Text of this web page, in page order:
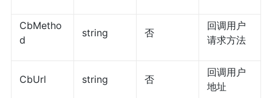
CbMetho
d
string 否
回调用户
请求方法
CbUrl string 否
回调用户
地址